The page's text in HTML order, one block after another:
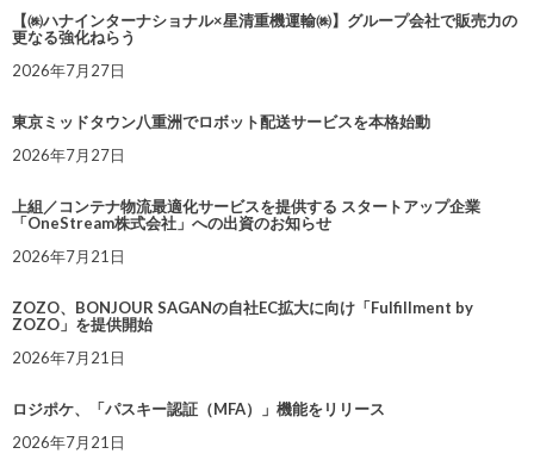
【㈱ハナインターナショナル×星清重機運輸㈱】グループ会社で販売力の
更なる強化ねらう
2026年7月27日
東京ミッドタウン八重洲でロボット配送サービスを本格始動
2026年7月27日
上組／コンテナ物流最適化サービスを提供する スタートアップ企業
「OneStream株式会社」への出資のお知らせ
2026年7月21日
ZOZO、BONJOUR SAGANの自社EC拡大に向け「Fulfillment by
ZOZO」を提供開始
2026年7月21日
ロジポケ、「パスキー認証（MFA）」機能をリリース
2026年7月21日